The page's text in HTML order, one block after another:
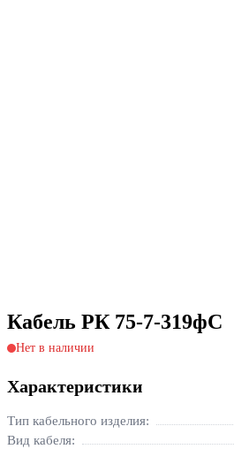
Кабель РК 75-7-319фС
Нет в наличии
Характеристики
Тип кабельного изделия:
Вид кабеля: